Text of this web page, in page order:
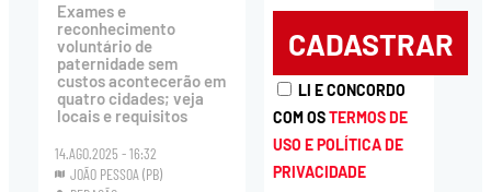
Exames e
reconhecimento
voluntário de
paternidade sem
custos acontecerão em
quatro cidades; veja
locais e requisitos
14.AGO.2025 - 16:32
JOÃO PESSOA (PB)
LI E CONCORDO
COM OSTERMOS DE
USO E POLÍTICA DE
PRIVACIDADE